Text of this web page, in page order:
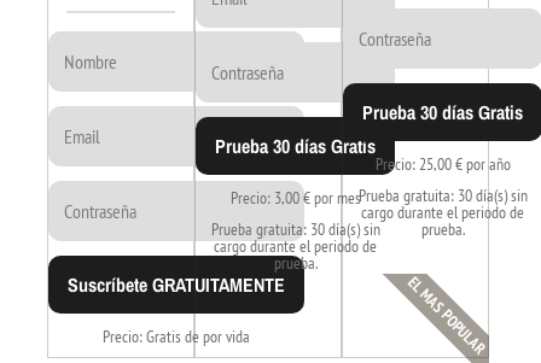
Suscríbete GRATUITAMENTE
Precio: Gratis de por vida
Prueba 30 días Gratis
Precio: 3,00 € por mes
Prueba gratuita: 30 día(s) sin
cargo durante el periodo de
prueba.
Prueba 30 días Gratis
Precio: 25,00 € por año
Prueba gratuita: 30 día(s) sin
cargo durante el periodo de
prueba.
EL MAS POPULAR